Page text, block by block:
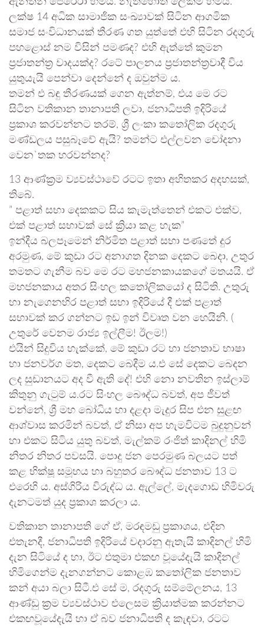
ලක්ෂ 14 අධික සාමාජික සංඛ්‍යාවක් සිටින ආගමික
සමාජ සංවිධානයක් තීරණ ගත යුත්තේ එහි සිටින රදගුරු
පහළොස් නම විසින් පමණද? එහි ඇත්තේ කුමන
ප්‍රජාතන්ත්‍ර වාදයක්ද? රටේ පාලනය ප්‍රජාතන්ත්‍රවාදී විය
යුතුයැයි පෙන්වා දෙන්නේ ද ඔවුන්ම ය.
තමන් එ බඳු තීරණයක් ගෙන ඇත්නම්, එය මෙ රට
සිටින වතිකාන තානාපති ලවා, ජනාධිපති ඉදිරියේ
ප්‍රකාශ කරවන්නට තරම්, ශ්‍රී ලංකා කතෝලික රදගුරු
මණ්ඩලය පසුබෑවේ ඇයි? තමන්ට එල්ලවන චෝදනා
වෙන`තක හරවන්නද?
13 ආණ්ක්‍රම ව්‍යවස්ථාවේ රටට ඉතා අහිතකර අදහසක්,
තිබේ.
” පළාත් සභා දෙකකට සිය කැමැත්තෙන් එකට එක්ව,
එක් පළාත් සභාවක් සේ ක්‍රියා කළ හැක”
ඉන්දීය බලපෑමෙන් නිර්මිත පළාත් සභා පණතේ දුර
අරමුණ, මේ කුඩා රට අනාගත දිනක දෙකට බෙදා, උතුර
තමතට ගැනීම බව මෙ රට මහජනකායකගේ මතය‍යි. ඒ
මහජනකාය අතර සිංහල කතෝලිකයෝ ද සිටිති. උතුරු
හා නැගෙනහිර පළාත් සභා ඉදිරියේ දී එක් පළාත්
සභාවක් කර ගන්නට ඉඩ ඉන් විවෘත වන හෙයිනි. (
උතුරේ වෙනම රාජ්‍ය ඉල්ලීම! ඊලම!)
එයින් සිදුවිය හැක්කේ, මේ කුඩා රට හා ජනතාව භාෂා
හා ජනවර්ග මත, දෙකට බෙදීම ය.එ සේ දෙකට බෙදන
ලද සුඩානයට අද වී ඇති දේ! එහි නො නවතින ඉස්ලාම්
කිතුනු ගැටුම් ය.රට සිංහල බෞද්ධ බවත්, අප ජීවත්
වන්නේ, ශ්‍රී මහ බෝධිය හා දළදා මැදුර සිප එන සුළඟ
ආශ්වාස කරමින් බවත්, ඒ නිසා අප හැමවිටම බුදුනුවන්
හා එකට සිටිය යුතු බවත්, මැල්කම් රංජිත් කාදිනල් හිමි
නිතර නිතර පවසයි. පොදු ජන පෙරමුණ බලයට පත්
කළ භික්ෂූ සමූහය හා බහුතර බෞද්ධ ජනතාව 13 ට
එරෙහි ය. අස්ගිරිය විරුද්ධ ය. ඇල්ලේ, මැදගොඩ හිමිවරු
දැනටමත් යුද ප්‍රකාශ කරලා ය.
වතිකාන තානාපති ගේ ඒ, මරඳමඩු ප්‍රකාශය, එදින
එතැනදී, ජනාධිපති ඉදිරියේ වදාරනු ඇතැයි කාදිනල් හිමි
දැන සිටියේ ද හා, ඊට එතුමා එකඟ වූයේදැයි කාදිනල්
හිමිගෙන්ම දැනගන්නට කොළඹ කතෝලික ජනතාව
කන් අයා බලා සිටී.එ සේ ම, රදගුරු සම්මේලනය, 13
ආණ්ඩු ක්‍රම ව්‍යවස්ථාව එලෙසම ක්‍රියාත්මක කරන්නට
එකඟවූයේදැයි හා ඒ බව ජනාධිපති ද කැඳවා, රටට